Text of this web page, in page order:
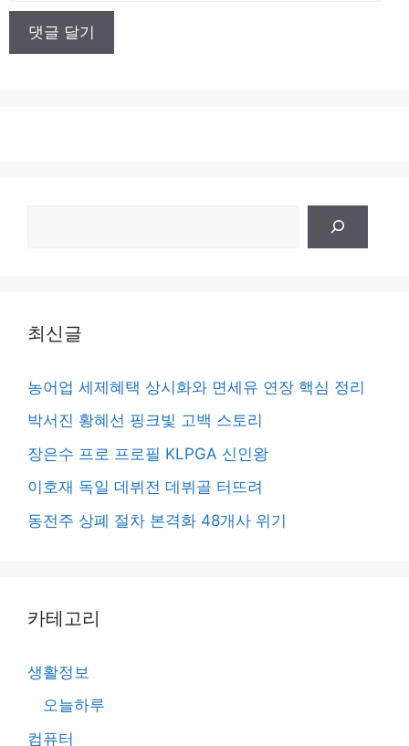
최신글
농어업 세제혜택 상시화와 면세유 연장 핵심 정리
박서진 황혜선 핑크빛 고백 스토리
장은수 프로 프로필 KLPGA 신인왕
이호재 독일 데뷔전 데뷔골 터뜨려
동전주 상폐 절차 본격화 48개사 위기
카테고리
생활정보
오늘하루
컴퓨터